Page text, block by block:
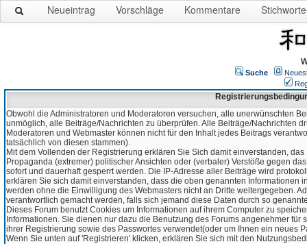
Neueintrag Vorschläge Kommentare Stichworte
Suche
Obwohl die Administratoren und Moderatoren versuchen, alle unerwünschten
unmöglich, alle Beiträge/Nachrichten zu überprüfen. Alle Beiträge/Nachrichten
Moderatoren und Webmaster können nicht für den Inhalt jedes Beitrags
tatsächlich von diesen stammen).
Mit dem Vollenden der Registrierung erklären Sie Sich damit einverstanden,
Propaganda (extremer) politischer Ansichten oder (verbaler) Verstöße gegen
sofort und dauerhaft gesperrt werden. Die IP-Adresse aller Beiträge wird
erklären Sie sich damit einverstanden, dass die oben genannten Informationen
werden ohne die Einwilligung des Webmasters nicht an Dritte weitergegeben.
verantwortlich gemacht werden, falls sich jemand diese Daten durch so
Dieses Forum benutzt Cookies um Informationen auf ihrem Computer zu
Informationen. Sie dienen nur dazu die Benutzung des Forums angenehmer
ihrer Registrierung sowie des Passwortes verwendet(oder um Ihnen ein neues
Wenn Sie unten auf 'Registrieren' klicken, erklären Sie sich mit den